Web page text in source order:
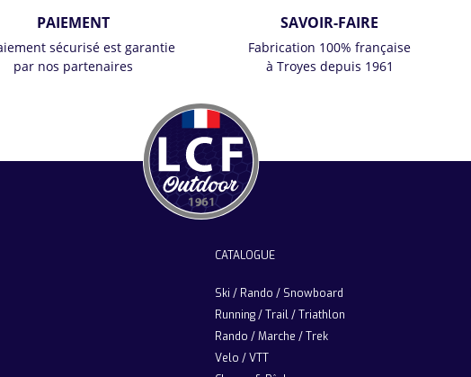
PAIEMENT
sécurisé est garantie
par nos partenaires
SAVOIR-FAIRE
Fabrication 100% française
à Troyes depuis 1961
CATALOGUE
Ski / Rando / Snowboard
Running / Trail / Triathlon
Rando / Marche / Trek
Velo / VTT